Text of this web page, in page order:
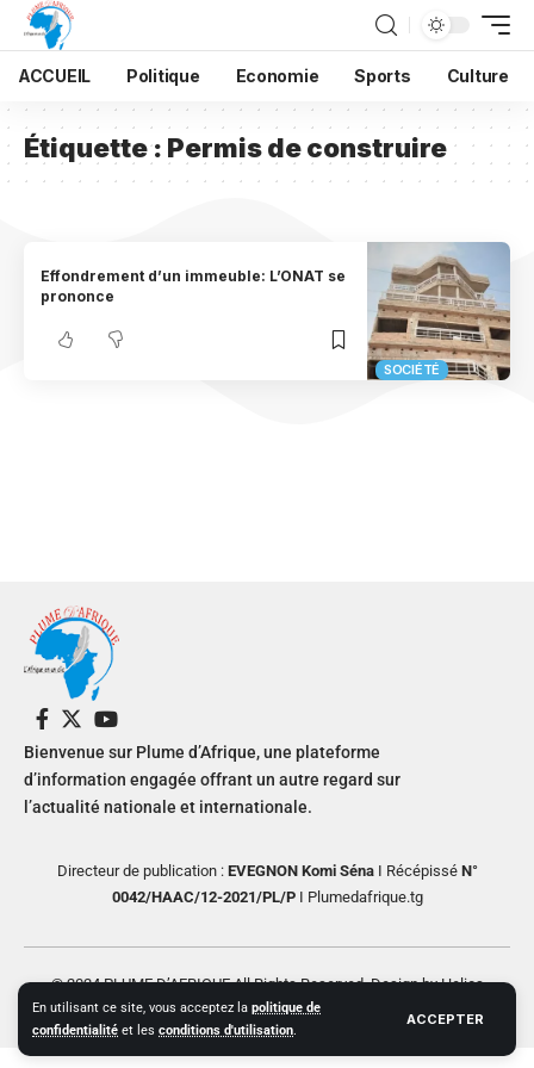
En utilisant ce site, vous acceptez la politique de
confidentialité et les conditions d'utilisation.
ACCEPTER
ACCUEIL Politique Economie Sports Culture
Étiquette : Permis de construire
SOCIÉTÉ
Effondrement d’un immeuble: L’ONAT se
prononce
Bienvenue sur Plume d’Afrique, une plateforme
d’information engagée offrant un autre regard sur
l’actualité nationale et internationale.
Directeur de publication : EVEGNON Komi SénaI RécépisséN°
0042/HAAC/12-2021/PL/PI Plumedafrique.tg
© 2024 PLUME D’AFRIQUE All Rights Reserved. Design by Helios
Creative